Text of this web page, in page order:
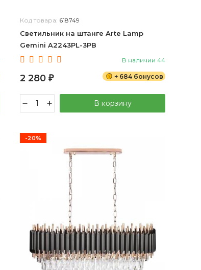
Код товара: 618749
Светильник на штанге Arte Lamp
Gemini A2243PL-3PB
В наличии 44
2 280₽ + 684 бонусов
В корзину
-20%